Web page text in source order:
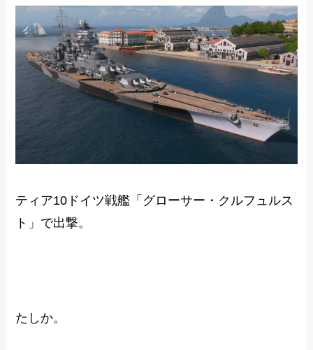
ティア10ドイツ戦艦「グローサー・クルフュルス
ト」で出撃。
たしか。